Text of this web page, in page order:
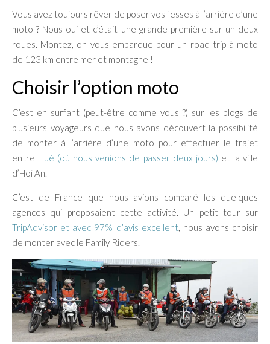
Vous avez toujours rêver de poser vos fesses à l’arrière d’une
moto ? Nous oui et c’était une grande première sur un deux
roues. Montez, on vous embarque pour un road-trip à moto
de 123 km entre mer et montagne !
Choisir l’option moto
C’est en surfant (peut-être comme vous ?) sur les blogs de
plusieurs voyageurs que nous avons découvert la possibilité
de monter à l’arrière d’une moto pour effectuer le trajet
entre Hué (où nous venions de passer deux jours) et la ville
d’Hoi An.
C’est de France que nous avions comparé les quelques
agences qui proposaient cette activité. Un petit tour sur
TripAdvisor et avec 97% d’avis excellent, nous avons choisir
de monter avec le Family Riders.